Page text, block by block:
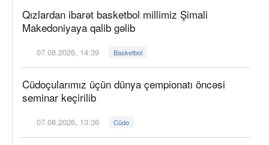
Qızlardan ibarət basketbol millimiz Şimali
Makedoniyaya qalib gəlib
07.08.2026, 14:39 Basketbol
Cüdoçularımız üçün dünya çempionatı öncəsi
seminar keçirilib
07.08.2026, 13:36 Cüdo